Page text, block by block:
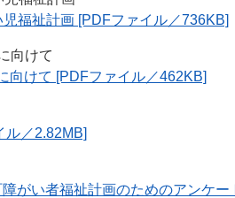
福祉計画 [PDFファイル／736KB]
向けて
向けて [PDFファイル／462KB]
ル／2.82MB]
がい者福祉計画のためのアンケ